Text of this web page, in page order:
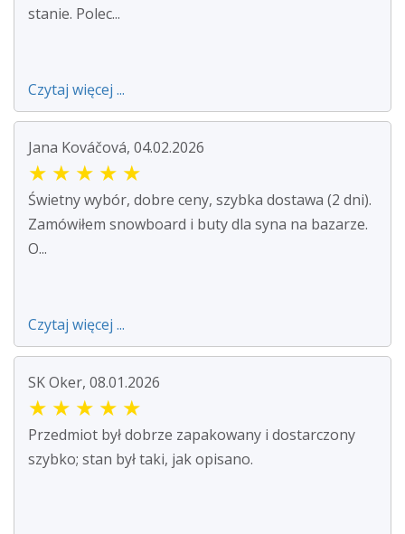
stanie. Polec...
Czytaj więcej ...
Jana Kováčová, 04.02.2026
★ ★ ★ ★ ★
Świetny wybór, dobre ceny, szybka dostawa (2 dni).
Zamówiłem snowboard i buty dla syna na bazarze.
O...
Czytaj więcej ...
SK Oker, 08.01.2026
★ ★ ★ ★ ★
Przedmiot był dobrze zapakowany i dostarczony
szybko; stan był taki, jak opisano.